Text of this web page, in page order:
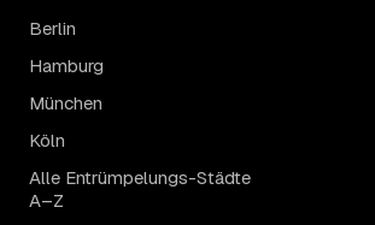
Berlin
Hamburg
München
Köln
Alle Entrümpelungs-Städte
A–Z